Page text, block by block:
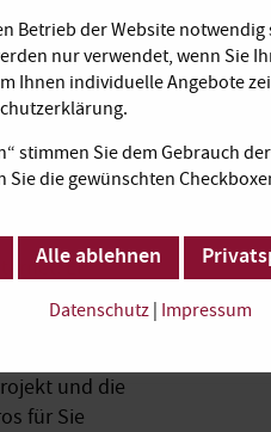
Kunden,
Art von
Ihnen diese
als
Er
die
da, wenn
und die
für Sie
Betrieb der Website
nur verwendet, wenn Sie
Ihnen individuelle Angebote
stimmen Sie dem Gebrauch
die gewünschten
Alle ablehnen
Datenschutz | Impressum